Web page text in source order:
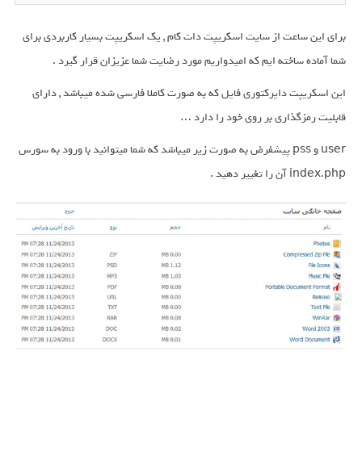
برای این ساعت از سایت اسکریپت دات کام , یک اسکریپت بسیار کاربردی برای
شما آماده ساخته ایم که امیدواریم مورد رضایت شما عزیزان قرار گیرد .
این اسکریپت دایرکتوری فایل که به صورت کاملا فارسی شده میباشد , دارای
قابلیت رمزگذاری بر روی خود را دارد …
user و pss پیشفرض به صورت زیر میباشد که شما میتوانید با ورود به سورس
index.php آن را تغییر دهید .